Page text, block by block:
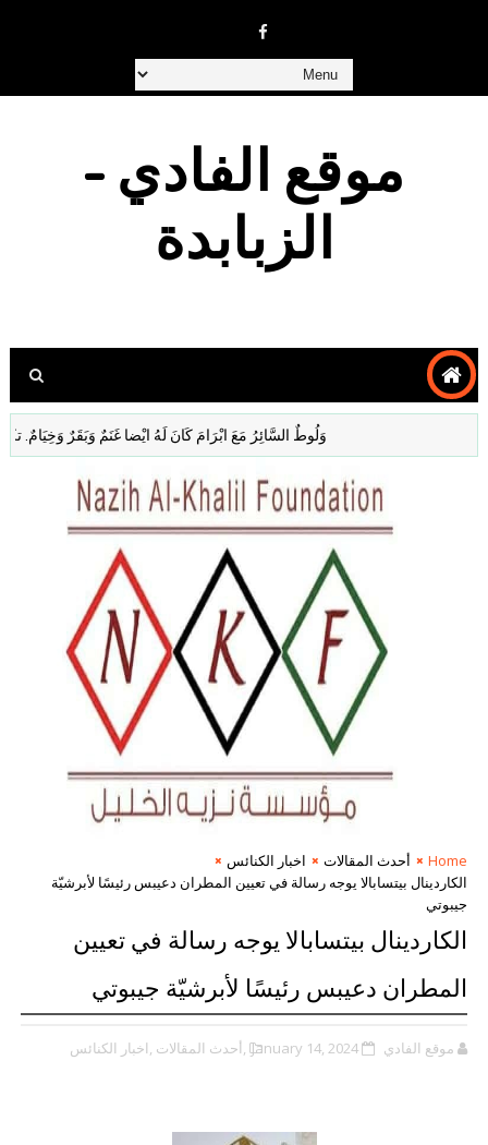
موقع الفادي -
الزبابدة
وَلُوطٌ السَّائِرُ مَعَ ابْرَامَ كَانَ لَهُ ايْضا غَنَمٌ وَبَقَرٌ وَخِيَامٌ. تكوين 13: 5
Home أحدث المقالات
اخبار الكنائس
الكاردينال بيتسابالا يوجه رسالة في تعيين المطران دعيبس رئيسًا لأبرشيّة
جيبوتي
الكاردينال بيتسابالا يوجه رسالة في تعيين
المطران دعيبس رئيسًا لأبرشيّة جيبوتي
موقع الفادي January 14, 2024 ,أحدث المقالات ,اخبار الكنائس